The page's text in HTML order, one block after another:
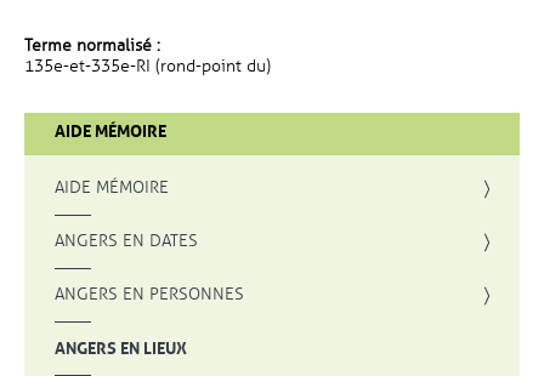
Terme normalisé :
135e-et-335e-RI (rond-point du)
AIDE MÉMOIRE
AIDE MÉMOIRE
ANGERS EN DATES
ANGERS EN PERSONNES
ANGERS EN LIEUX